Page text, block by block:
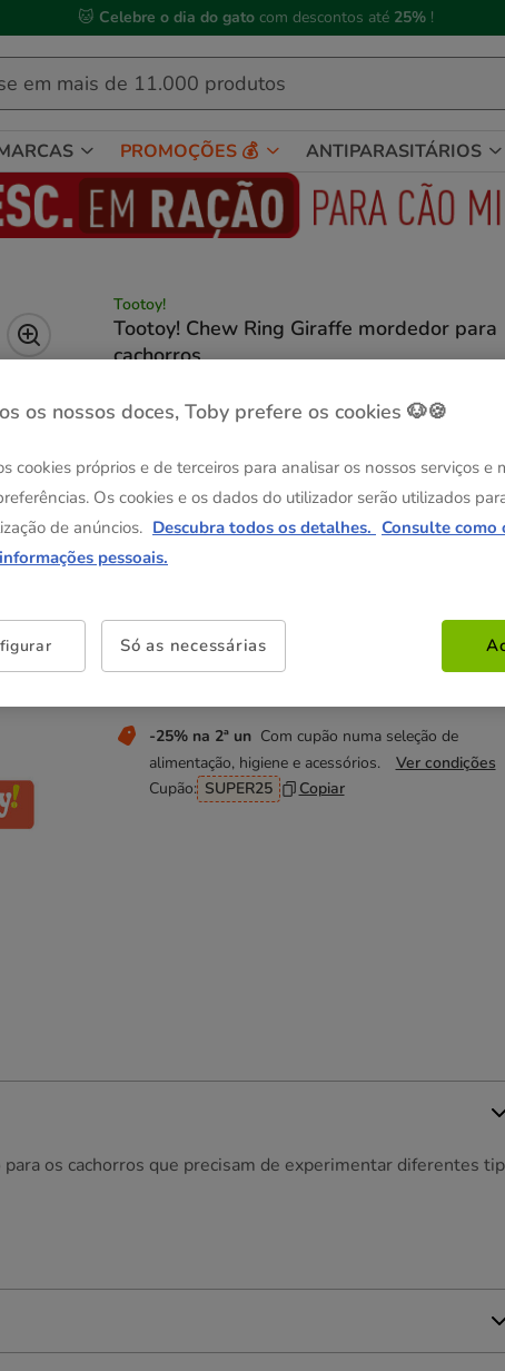
🐱 Celebre o dia do gato com descontos até 25% !
PROMOÇÕES 💰 ANTIPARASITÁRIOS
Tootoy!
Tootoy! Chew Ring Giraffe mordedor para
cachorros
Quantidades: 1 ud.
1 ud.
4.99€
Direto numa seleção de
Tootoy para cão e acessórios de passeio da Gotoo
-25% na 2ª un Com cupão numa seleção de
alimentação, higiene e acessórios.
Ver condições
Cupão: SUPER25 Copiar
os cachorros que precisam de experimentar diferentes
os nossos doces, Toby prefere os cookies 🐶🍪
cookies próprios e de terceiros para analisar os nossos serviços e
Os cookies e os dados do utilizador serão utilizados
de anúncios. Descubra todos os detalhes. Consulte como
pessoais.
Só as necessárias